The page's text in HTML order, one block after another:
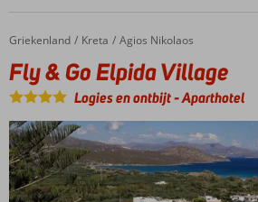
snackbar
Logies &
Halfpension
Genoeg
voor de
kids!
Home
Griekenland Kreta Agios Nikolaos
Fly & Go Elpida Village
Fly & Go Elpida Village
Logies en ontbijt-Aparthotel